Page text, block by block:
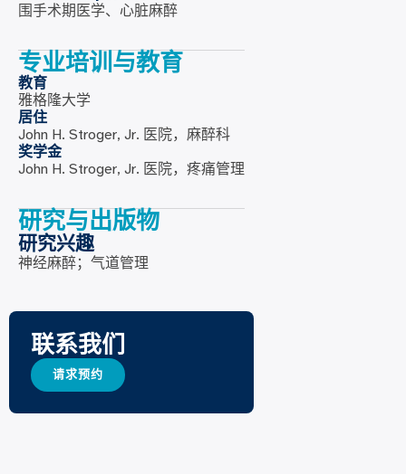
围手术期医学、心脏麻醉
专业培训与教育
教育
雅格隆大学
居住
John H. Stroger, Jr. 医院，麻醉科
奖学金
John H. Stroger, Jr. 医院，疼痛管理
研究与出版物
研究兴趣
神经麻醉；气道管理
联系我们
请求预约